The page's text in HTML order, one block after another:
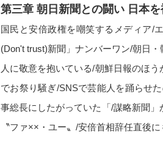
第三章 朝日新聞との闘い 日本
国民と安倍政権を嘲笑するメディア/
(Don't trust)新聞」ナンバーワン/朝日
人に敬意を抱いている/朝鮮日報のほ
でお祭り騒ぎ/SNSで芸能人を踊らせ
事総長にしたがっていた「/謀略新聞
〝ファ××・ユー〟/安倍首相辞任直後に